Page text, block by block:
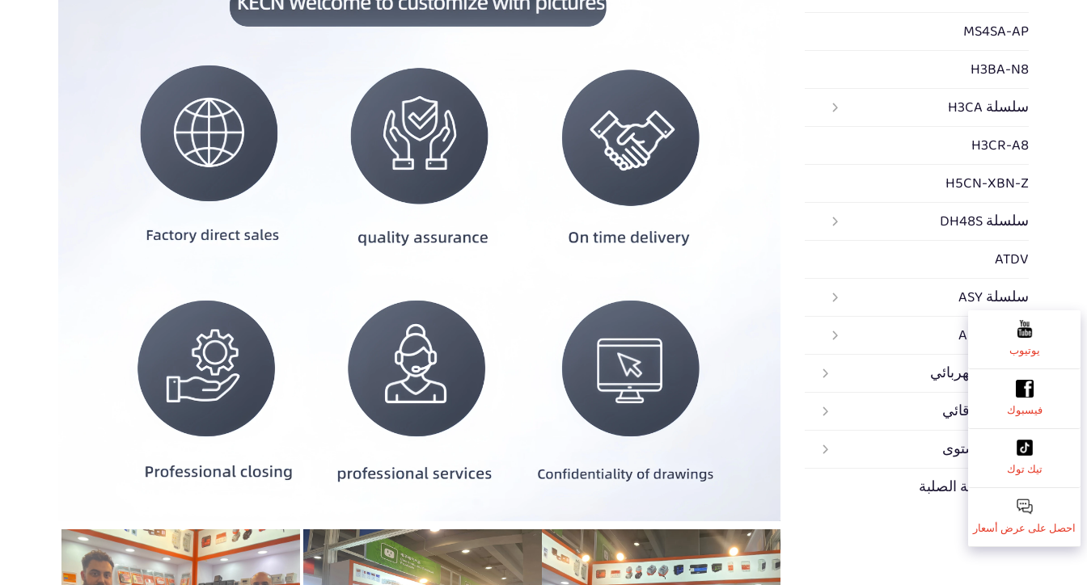
MS4SA-AP
H3BA-N8
سلسلة H3CA
H3CR-A8
H5CN-XBN-Z
سلسلة DH48S
ATDV
سلسلة ASY
سلسلة ASK
الريلاي الكهربائي
الريلاي الوقائي
ريلاي المستوى
ريلاي الحالة الصلبة
يوتيوب
فيسبوك
تيك توك
احصل على عرض أسعار